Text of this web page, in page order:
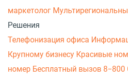
маркетолог
Решения
Телефонизация офиса
Крупному бизнесу Красивые
номер Бесплатный вызов 8−800